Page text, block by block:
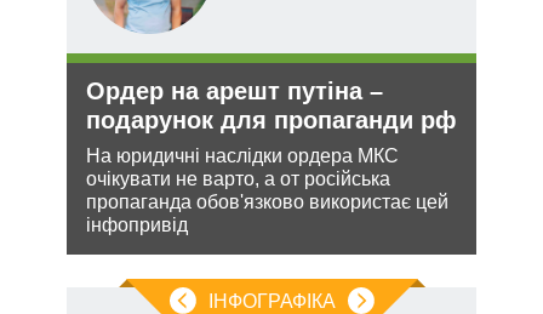
Ордер на арешт путіна –
подарунок для пропаганди рф
На юридичні наслідки ордера МКС
очікувати не варто, а от російська
пропаганда обов'язково використає цей
інфопривід
ІНФОГРАФІКА